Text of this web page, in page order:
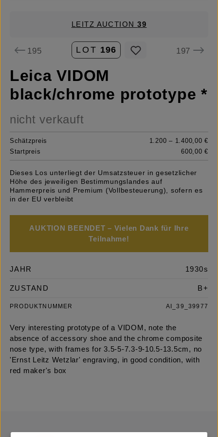
LEITZ AUCTION39
195 LOT 196 197
Leica VIDOM
black/chrome prototype *
nicht verkauft
Schätzpreis
1.200 – 1.400,00 €
Startpreis
600,00 €
Dieses Los unterliegt der Umsatzsteuer in gesetzlicher
Höhe des jeweiligen Bestimmungslandes auf
Hammerpreis und Premium (Vollbesteuerung), sofern es
in der EU verbleibt
AUKTION BEENDET – Vielen Dank für Ihre
Teilnahme!
JAHR 1930s
ZUSTAND B+
PRODUKTNUMMER AI_39_39977
Very interesting prototype of a VIDOM, note the
absence of accessory shoe and the chrome composite
nose type, with frames for 3.5-5-7.3-9-10.5-13.5cm, no
'Ernst Leitz Wetzlar' engraving, in good condition, with
red maker's box